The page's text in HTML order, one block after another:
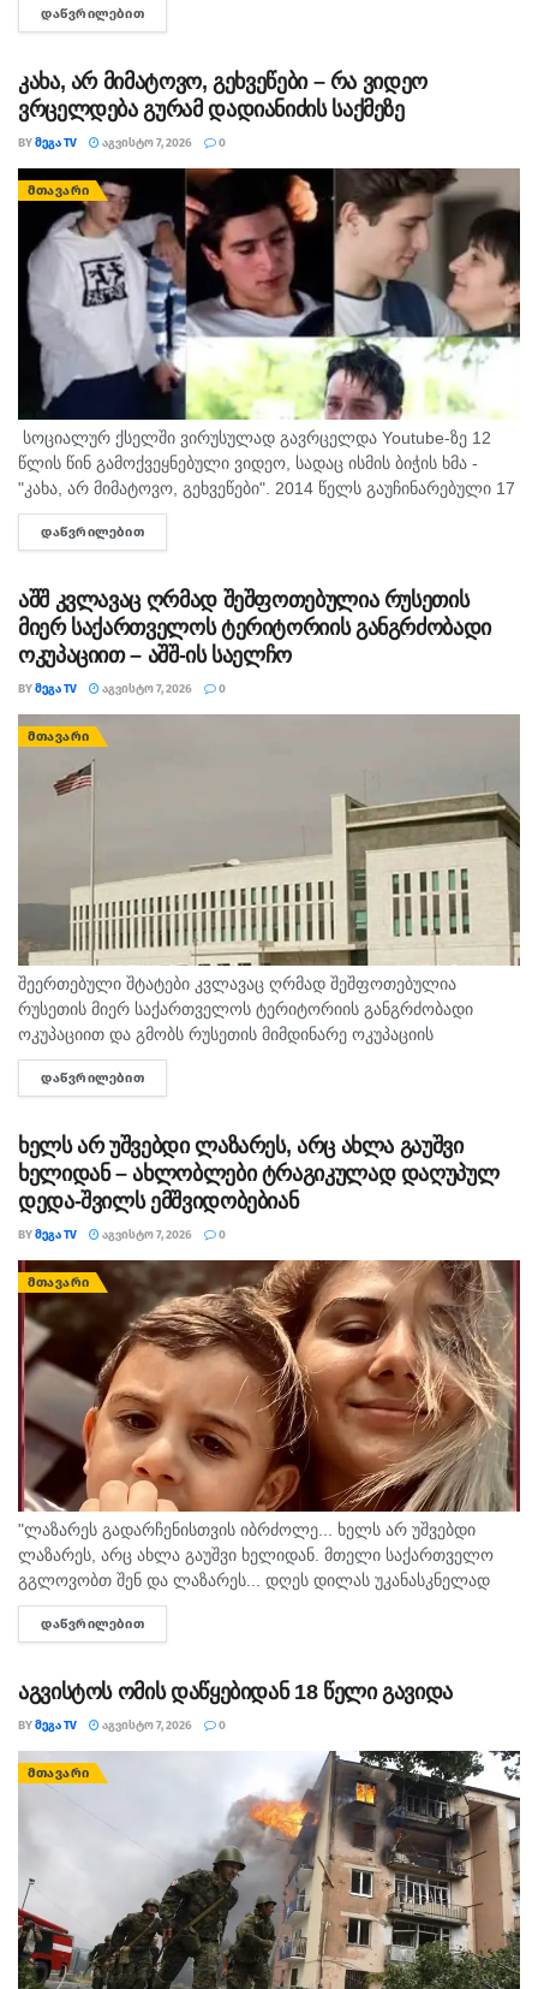
ინტერვიუს, სადაც ის აღნიშნავს, რომ რომ აფხაზეთში...
ᲓᲐᲬᲕᲠᲘᲚᲔᲑᲘᲗ
კახა, არ მიმატოვო, გეხვეწები – რა ვიდეო
ვრცელდება გურამ დადიანიძის საქმეზე
BYᲛᲔᲒᲐ TV ᲐᲒᲕᲘᲡᲢᲝ 7, 2026 0
ᲛᲗᲐᲕᲐᲠᲘ
სოციალურ ქსელში ვირუსულად გავრცელდა Youtube-ზე 12
წლის წინ გამოქვეყნებული ვიდეო, სადაც ისმის ბიჭის ხმა -
"კახა, არ მიმატოვო, გეხვეწები". 2014 წელს გაუჩინარებული 17
წლის გურამ დადიანიძის დედა, სოფიო ბიბილაშვილი
აცხადებს,...
ᲓᲐᲬᲕᲠᲘᲚᲔᲑᲘᲗ
აშშ კვლავაც ღრმად შეშფოთებულია რუსეთის
მიერ საქართველოს ტერიტორიის განგრძობადი
ოკუპაციით – აშშ-ის საელჩო
BYᲛᲔᲒᲐ TV ᲐᲒᲕᲘᲡᲢᲝ 7, 2026 0
ᲛᲗᲐᲕᲐᲠᲘ
შეერთებული შტატები კვლავაც ღრმად შეშფოთებულია
რუსეთის მიერ საქართველოს ტერიტორიის განგრძობადი
ოკუპაციით და გმობს რუსეთის მიმდინარე ოკუპაციის
პირობებში მომხდარ მკვლელობებს, გატაცებებსა და სხვა
სახის ძალადობა, - ამ განცხადებით აშშ-ს საელჩო
ᲓᲐᲬᲕᲠᲘᲚᲔᲑᲘᲗ
ხელს არ უშვებდი ლაზარეს, არც ახლა გაუშვი
ხელიდან – ახლობლები ტრაგიკულად დაღუპულ
დედა-შვილს ემშვიდობებიან
BYᲛᲔᲒᲐ TV ᲐᲒᲕᲘᲡᲢᲝ 7, 2026 0
ᲛᲗᲐᲕᲐᲠᲘ
"ლაზარეს გადარჩენისთვის იბრძოლე... ხელს არ უშვებდი
ლაზარეს, არც ახლა გაუშვი ხელიდან. მთელი საქართველო
გგლოვობთ შენ და ლაზარეს... დღეს დილას უკანასკნელად
მომესალმე, თურმე. ისღა დაგვრჩა ნუგეშად, შენი თავი
გვაპოვნინო..." - 6...
ᲓᲐᲬᲕᲠᲘᲚᲔᲑᲘᲗ
აგვისტოს ომის დაწყებიდან 18 წელი გავიდა
BYᲛᲔᲒᲐ TV ᲐᲒᲕᲘᲡᲢᲝ 7, 2026 0
ᲛᲗᲐᲕᲐᲠᲘ